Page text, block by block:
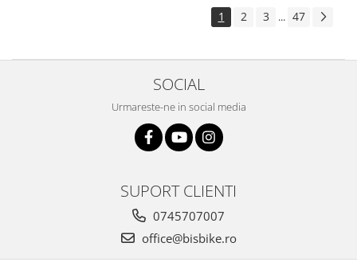
1 2 3 ... 47
SOCIAL
Urmareste-ne in social media
SUPORT CLIENTI
0745707007
office@bisbike.ro